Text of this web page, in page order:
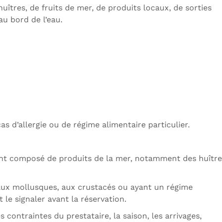
de fruits de mer, de produits locaux, de sorties
bord de l’eau.
d’allergie ou de régime alimentaire particulier.
composé de produits de la mer, notamment des
mollusques, aux crustacés ou ayant un régime
signaler avant la réservation.
du prestataire, la saison, les arrivages,